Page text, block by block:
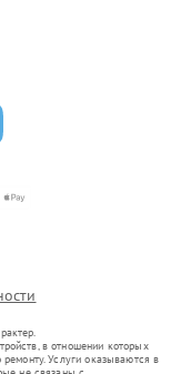
в отношении которых
Услуги оказываются в